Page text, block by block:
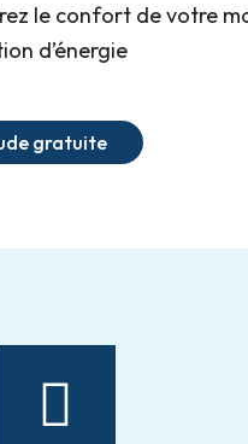
le confort de votre
d’énergie
gratuite